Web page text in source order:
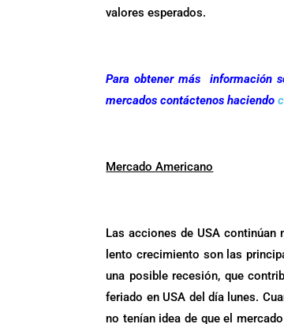
valores esperados.
Para obtener más información
mercados contáctenos haciendo
Mercado Americano
Las acciones de USA continúan
lento crecimiento son las
una posible recesión, que
feriado en USA del día lunes.
no tenían idea de que el